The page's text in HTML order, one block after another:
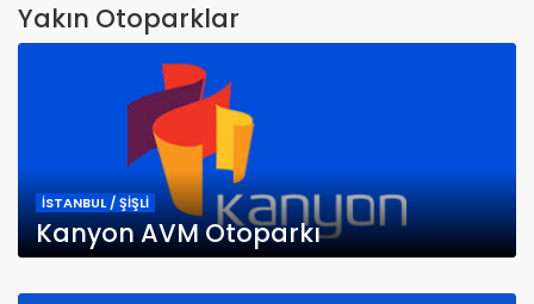
Yakın Otoparklar
İSTANBUL / ŞİŞLİ
Kanyon AVM Otoparkı